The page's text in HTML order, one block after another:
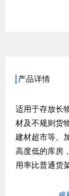
产品详情
适用于存放长
材及不规则货
建材超市等。
高度低的库房
用率比普通货